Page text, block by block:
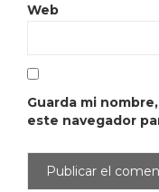
Web
Guarda mi
este navegador